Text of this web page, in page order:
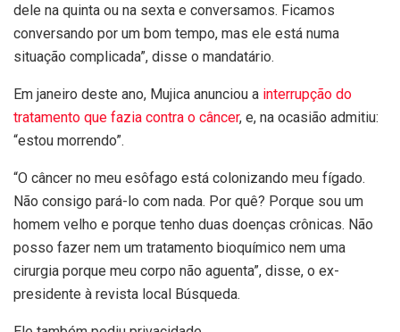
dele na quinta ou na sexta e conversamos. Ficamos
conversando por um bom tempo, mas ele está numa
situação complicada”, disse o mandatário.
Em janeiro deste ano, Mujica anunciou a interrupção do
tratamento que fazia contra o câncer, e, na ocasião admitiu:
“estou morrendo”.
“O câncer no meu esôfago está colonizando meu fígado.
Não consigo pará-lo com nada. Por quê? Porque sou um
homem velho e porque tenho duas doenças crônicas. Não
posso fazer nem um tratamento bioquímico nem uma
cirurgia porque meu corpo não aguenta”, disse, o ex-
presidente à revista local Búsqueda.